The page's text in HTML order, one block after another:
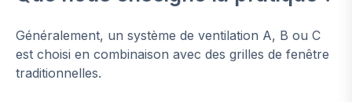
Généralement, un système de ventilation A, B ou C
est choisi en combinaison avec des grilles de fenêtre
traditionnelles.